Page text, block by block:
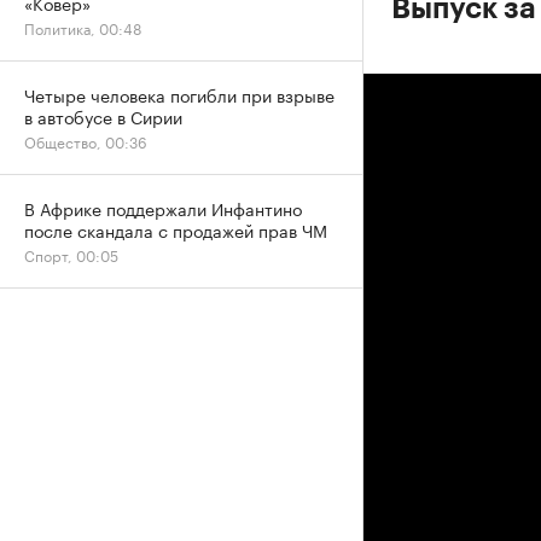
Выпуск
Политика, 00:48
Четыре человека погибли при взрыве
в автобусе в Сирии
Общество, 00:36
В Африке поддержали Инфантино
после скандала с продажей прав ЧМ
Спорт, 00:05